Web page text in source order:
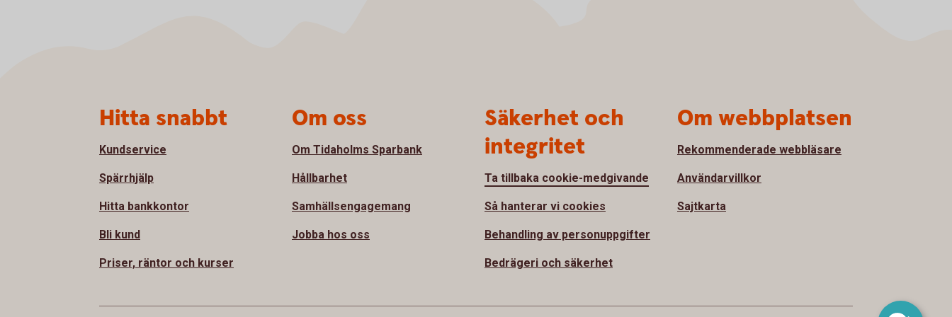
Hitta snabbt
Kundservice
Spärrhjälp
Hitta bankkontor
Bli kund
Priser, räntor och kurser
Om oss
Om Tidaholms Sparbank
Hållbarhet
Samhällsengagemang
Jobba hos oss
Säkerhet och
integritet
Ta tillbaka cookie-medgivande
Så hanterar vi cookies
Behandling av personuppgifter
Bedrägeri och säkerhet
Om webbplatsen
Rekommenderade webbläsare
Användarvillkor
Sajtkarta